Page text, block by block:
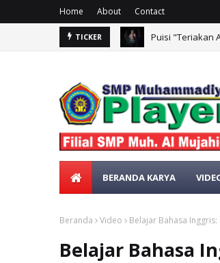
Home About Contact
TICKER Puisi "Teriakan
BERANDA KARYA
Beranda Video Belajar Bahasa
Belajar Bahasa